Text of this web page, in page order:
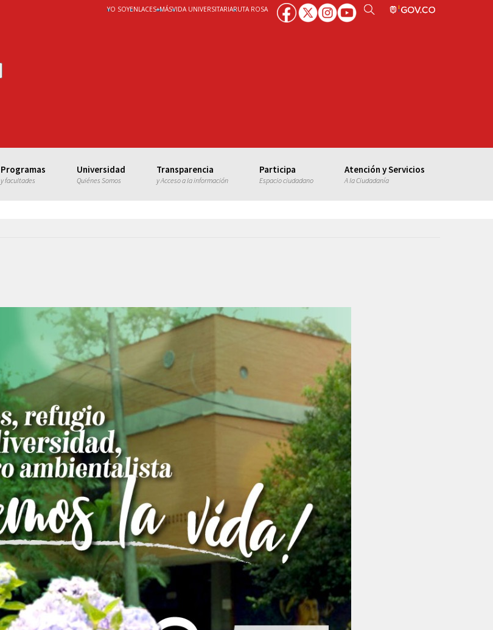
YO SOYENLACES+MÁSVIDA UNIVERSITARIARUTA ROSA
Programas
y facultades
Universidad
Quiénes Somos
Transparencia
y Acceso a la información
Participa
Espacio ciudadano
Atención y Servicios
A la Ciudadanía